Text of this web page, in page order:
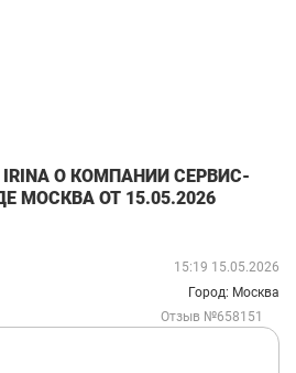
О КОМПАНИИ СЕРВИС-
МОСКВА ОТ 15.05.2026
15:19 15.05.2026
Город: Москва
Отзыв №658151